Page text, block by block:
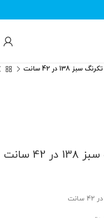
138 در 42 سانت
سانت